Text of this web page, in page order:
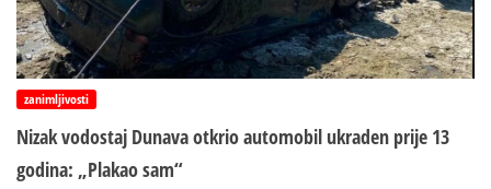
zanimljivosti
Nizak vodostaj Dunava otkrio automobil ukraden prije 13
godina: „Plakao sam“